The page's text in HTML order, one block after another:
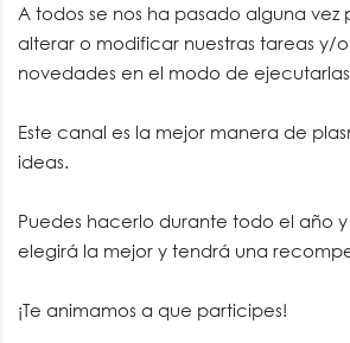
A todos se nos ha pasado alguna vez
alterar o modificar nuestras tareas y/
novedades en el modo de
Este canal es la mejor manera de
ideas.
Puedes hacerlo durante todo el año
elegirá la mejor y tendrá una
¡Te animamos a que participes!